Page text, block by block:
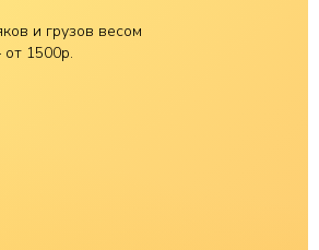
и грузов весом
1500р.